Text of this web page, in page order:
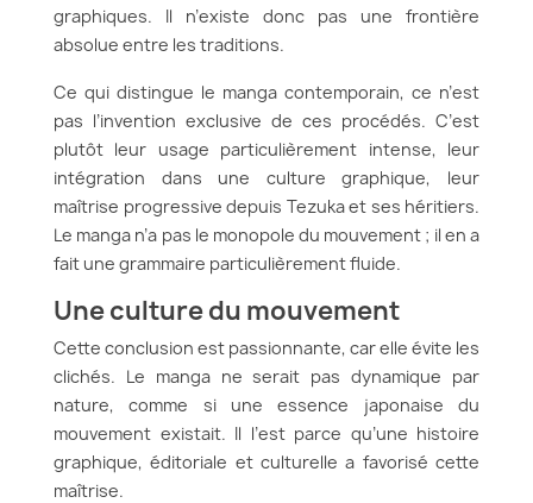
graphiques. Il n’existe donc pas une frontière
absolue entre les traditions.
Ce qui distingue le manga contemporain, ce n’est
pas l’invention exclusive de ces procédés. C’est
plutôt leur usage particulièrement intense, leur
intégration dans une culture graphique, leur
maîtrise progressive depuis Tezuka et ses héritiers.
Le manga n’a pas le monopole du mouvement ; il en a
fait une grammaire particulièrement fluide.
Une culture du mouvement
Cette conclusion est passionnante, car elle évite les
clichés. Le manga ne serait pas dynamique par
nature, comme si une essence japonaise du
mouvement existait. Il l’est parce qu’une histoire
graphique, éditoriale et culturelle a favorisé cette
maîtrise.